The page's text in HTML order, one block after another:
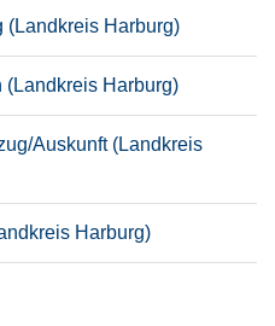
(Landkreis Harburg)
(Landkreis Harburg)
Auskunft (Landkreis
Harburg)